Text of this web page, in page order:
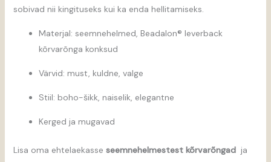
sobivad nii kingituseks kui ka enda hellitamiseks.
Materjal: seemnehelmed, Beadalon® leverback
kõrvarõnga konksud
Värvid: must, kuldne, valge
Stiil: boho-šikk, naiselik, elegantne
Kerged ja mugavad
Lisa oma ehtelaekasse seemnehelmestest kõrvarõngad ja